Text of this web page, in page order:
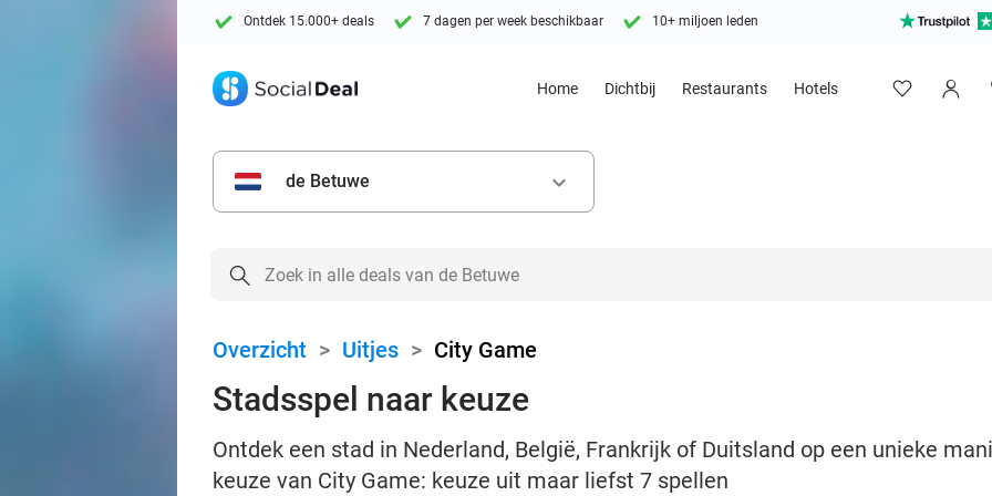
Ontdek 15.000+ deals 7 dagen per week beschikbaar 10+ miljoen leden
Home Dichtbij Restaurants Hotels
de Betuwe keyboard_arrow_down
Overzicht > Uitjes > City Game
Stadsspel naar keuze
Ontdek een stad in Nederland, België, Frankrijk of Duitsland op een unieke
keuze van City Game: keuze uit maar liefst 7 spellen